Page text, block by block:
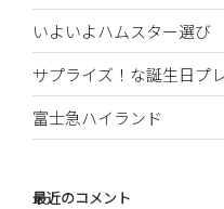
いよいよハムスター選び
サプライズ！な誕生日プ
富士急ハイランド
最近のコメント